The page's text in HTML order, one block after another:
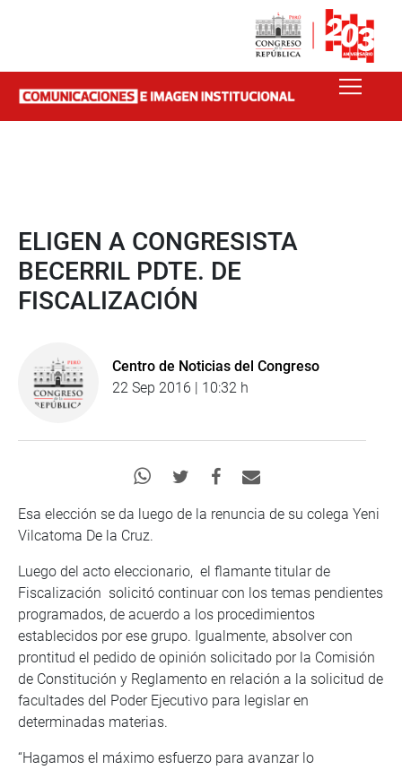
ELIGEN A CONGRESISTA
BECERRIL PDTE. DE
FISCALIZACIÓN
Centro de Noticias del Congreso
22 Sep 2016 | 10:32 h
Esa elección se da luego de la renuncia de su colega Yeni
Vilcatoma De la Cruz.
Luego del acto eleccionario, el flamante titular de
Fiscalización solicitó continuar con los temas pendientes
programados, de acuerdo a los procedimientos
establecidos por ese grupo. Igualmente, absolver con
prontitud el pedido de opinión solicitado por la Comisión
de Constitución y Reglamento en relación a la solicitud de
facultades del Poder Ejecutivo para legislar en
determinadas materias.
“Hagamos el máximo esfuerzo para avanzar lo